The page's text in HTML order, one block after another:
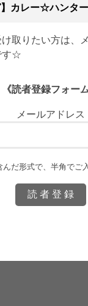
】カレー☆ハンタ
取りたい方は、
す☆
《読者登録フォー
メールアドレス
だ形式で、半角でご